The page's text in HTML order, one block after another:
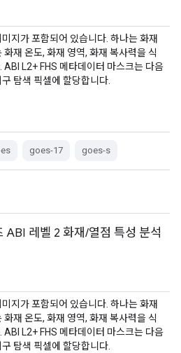
지가 포함되어 있습니다. 하나는 화재
재 온도, 화재 영역, 화재 복사력을 식
ABI L2+ FHS 메타데이터 마스크는 다음
탐색 픽셀에 할당합니다.
goes-17 goes-s
ABI 레벨 2 화재/열점 특성 분석
지가 포함되어 있습니다. 하나는 화재
재 온도, 화재 영역, 화재 복사력을 식
ABI L2+ FHS 메타데이터 마스크는 다음
탐색 픽셀에 할당합니다.